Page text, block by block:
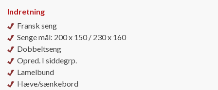
Indretning
Fransk seng
Senge mål: 200 x 150 / 230 x 160
Dobbeltseng
Opred. I siddegrp.
Lamelbund
Hæve/sænkebord